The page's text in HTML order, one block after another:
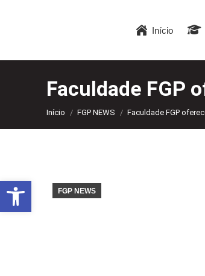
Início
Faculdade FGP
Você está aqui:
Início FGP NEWS Faculdade FGP
FGP NEWS
Abrir a barra de